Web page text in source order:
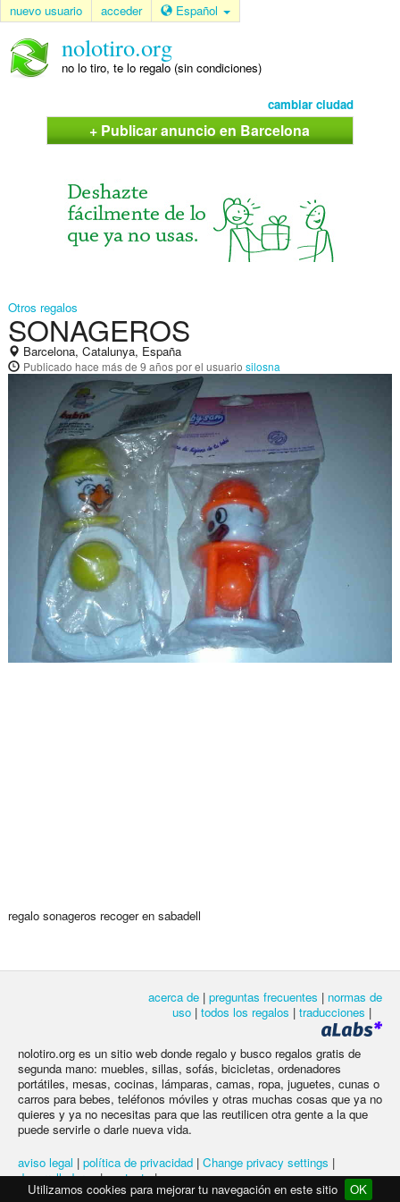
Utilizamos cookies para mejorar tu navegación en este sitio OK
nuevo usuario acceder Español
nolotiro.org
no lo tiro, te lo regalo (sin condiciones)
cambiar ciudad
+ Publicar anuncio en Barcelona
Otros regalos
SONAGEROS
Barcelona, Catalunya, España
Publicado hace más de 9 añospor el usuario silosna
regalo sonageros recoger en sabadell
acerca de | preguntas frecuentes | normas de
uso | todos los regalos | traducciones |
nolotiro.org es un sitio web donde regalo y busco regalos gratis de
segunda mano: muebles, sillas, sofás, bicicletas, ordenadores
portátiles, mesas, cocinas, lámparas, camas, ropa, juguetes, cunas o
carros para bebes, teléfonos móviles y otras muchas cosas que ya no
quieres y ya no necesitas para que las reutilicen otra gente a la que
puede servirle o darle nueva vida.
aviso legal | política de privacidad | Change privacy settings |
desarrolladores|contacto|